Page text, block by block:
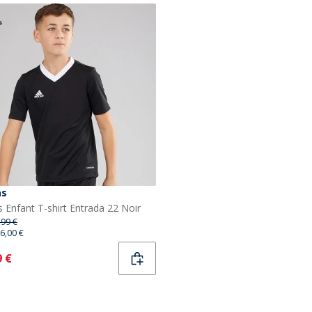
Enfant T-shirt Entrada 22 Noir
€
6,00 €
€